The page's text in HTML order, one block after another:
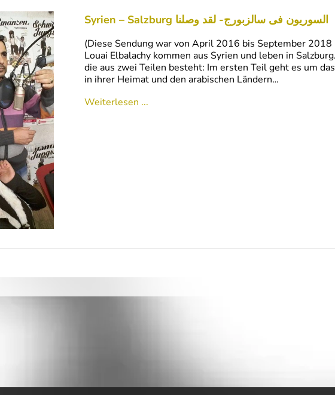
Syrien – Salzburg السوريون فى سالزبورج- لقد وصلنا
(Diese Sendung war von April 2016 bis September
Louai Elbalachy kommen aus Syrien und leben in
die aus zwei Teilen besteht: Im ersten Teil geht es um
in ihrer Heimat und den arabischen Ländern…
Weiterlesen ...